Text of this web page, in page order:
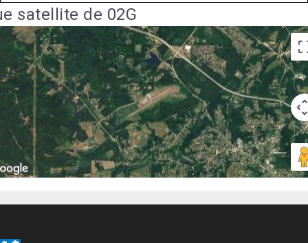
satellite de 02G